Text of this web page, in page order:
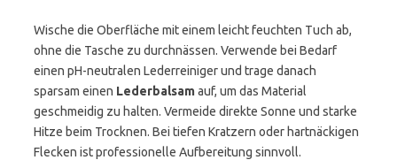
Wische die Oberfläche mit einem leicht feuchten Tuch ab,
ohne die Tasche zu durchnässen. Verwende bei Bedarf
einen pH-neutralen Lederreiniger und trage danach
sparsam einen Lederbalsamauf, um das Material
geschmeidig zu halten. Vermeide direkte Sonne und starke
Hitze beim Trocknen. Bei tiefen Kratzern oder hartnäckigen
Flecken ist professionelle Aufbereitung sinnvoll.